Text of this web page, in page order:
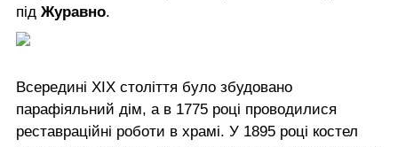
під Журавно.
Всередині ХІХ століття було збудовано
парафіяльний дім, а в 1775 році проводилися
реставраційні роботи в храмі. У 1895 році костел